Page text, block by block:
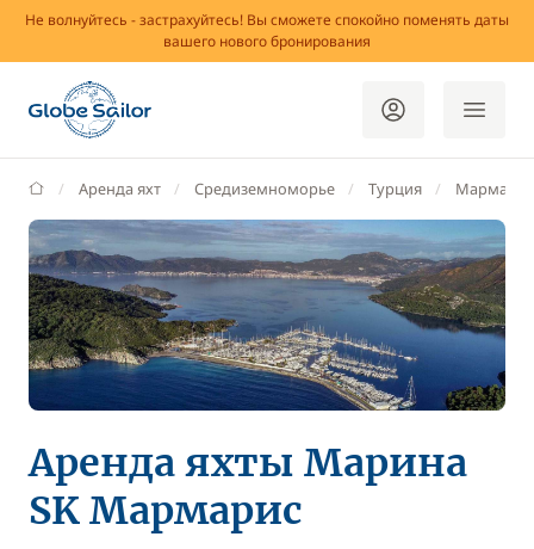
Не волнуйтесь - застрахуйтесь! Вы сможете спокойно поменять даты
вашего нового бронирования
GlobeSailor
Аренда яхт Средиземноморье Турция Мармарис
Аренда яхты Маринa
SK Мармарис